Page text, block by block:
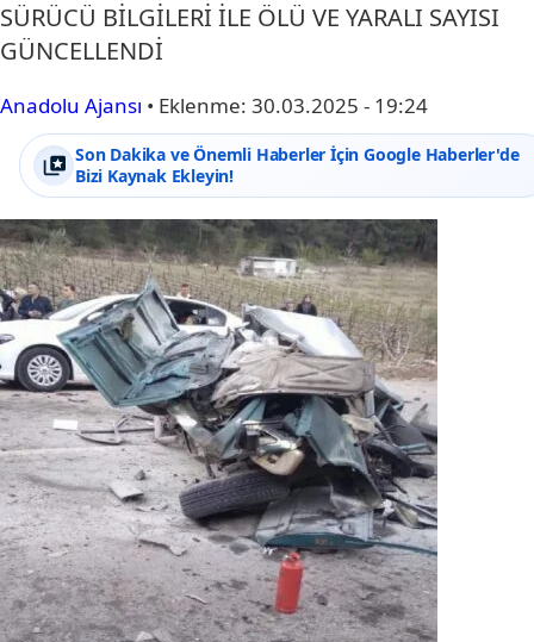
SÜRÜCÜ BİLGİLERİ İLE ÖLÜ VE YARALI SAYISI
GÜNCELLENDİ
Anadolu Ajansı • Eklenme: 30.03.2025 - 19:24
Son Dakika ve Önemli Haberler İçin Google Haberler'de
Bizi Kaynak Ekleyin!